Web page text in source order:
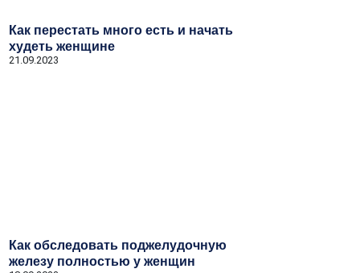
Как перестать много есть и начать
худеть женщине
21.09.2023
Как обследовать поджелудочную
железу полностью у женщин